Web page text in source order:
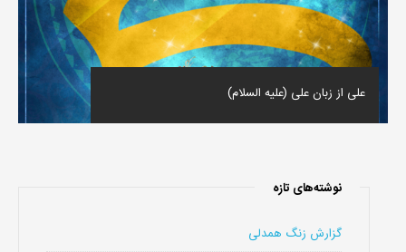
على از زبان على (علیه السلام)
نوشته‌های تازه
گزارش زنگ همدلی